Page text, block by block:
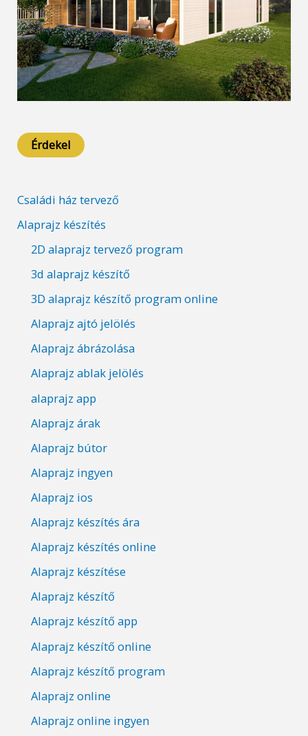
Érdekel
Családi ház tervező
Alaprajz készítés
2D alaprajz tervező program
3d alaprajz készítő
3D alaprajz készítő program online
Alaprajz ajtó jelölés
Alaprajz ábrázolása
Alaprajz ablak jelölés
alaprajz app
Alaprajz árak
Alaprajz bútor
Alaprajz ingyen
Alaprajz ios
Alaprajz készítés ára
Alaprajz készítés online
Alaprajz készítése
Alaprajz készítő
Alaprajz készítő app
Alaprajz készítő online
Alaprajz készítő program
Alaprajz online
Alaprajz online ingyen